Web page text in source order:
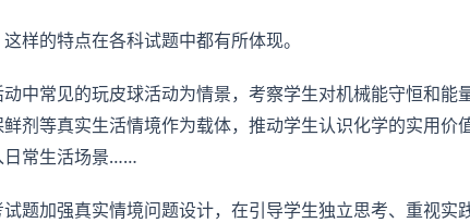
样的特点在各科试题中都有所体现。
中常见的玩皮球活动为情景，考察学生对机械能守恒和能
剂等真实生活情境作为载体，推动学生认识化学的实用价
日常生活场景……
题加强真实情境问题设计，在引导学生独立思考、重视实